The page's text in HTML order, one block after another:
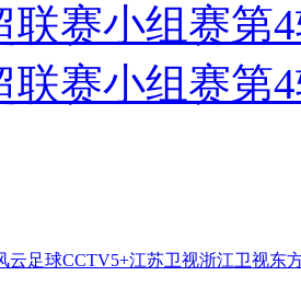
联赛小组赛第
联赛小组赛第
云足球CCTV5+江苏卫视浙江卫视东